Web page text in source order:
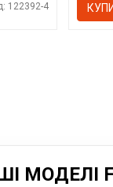
122392-4
МОДЕЛІ